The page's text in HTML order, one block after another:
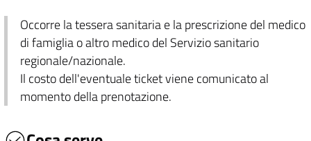
Occorre la tessera sanitaria e la prescrizione del medico
di famiglia o altro medico del Servizio sanitario
regionale/nazionale.
Il costo dell'eventuale ticket viene comunicato al
momento della prenotazione.